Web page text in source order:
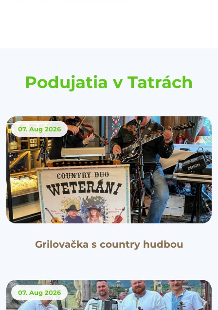
Podujatia v Tatrách
07. Aug 2026
Grilovačka s country hudbou
07. Aug 2026